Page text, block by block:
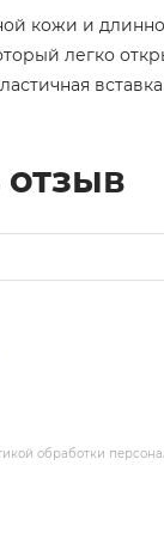
кожи и
легко
отзыв
обработки